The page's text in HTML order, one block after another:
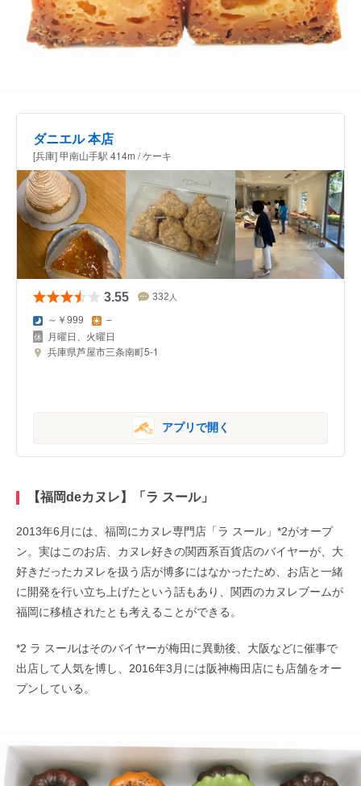
ダニエル 本店
[兵庫] 甲南山手駅 414m / ケーキ
3.55 332 人
～￥999 –
月曜日、火曜日
兵庫県芦屋市三条南町5-1
アプリで開く
【福岡deカヌレ】「ラ スール」
2013年6月には、福岡にカヌレ専門店「ラ スール」*2がオープ
ン。実はこのお店、カヌレ好きの関西系百貨店のバイヤーが、大
好きだったカヌレを扱う店が博多にはなかったため、お店と一緒
に開発を行い立ち上げたという話もあり、関西のカヌレブームが
福岡に移植されたとも考えることができる。
*2 ラ スールはそのバイヤーが梅田に異動後、大阪などに催事で
出店して人気を博し、2016年3月には阪神梅田店にも店舗をオー
プンしている。